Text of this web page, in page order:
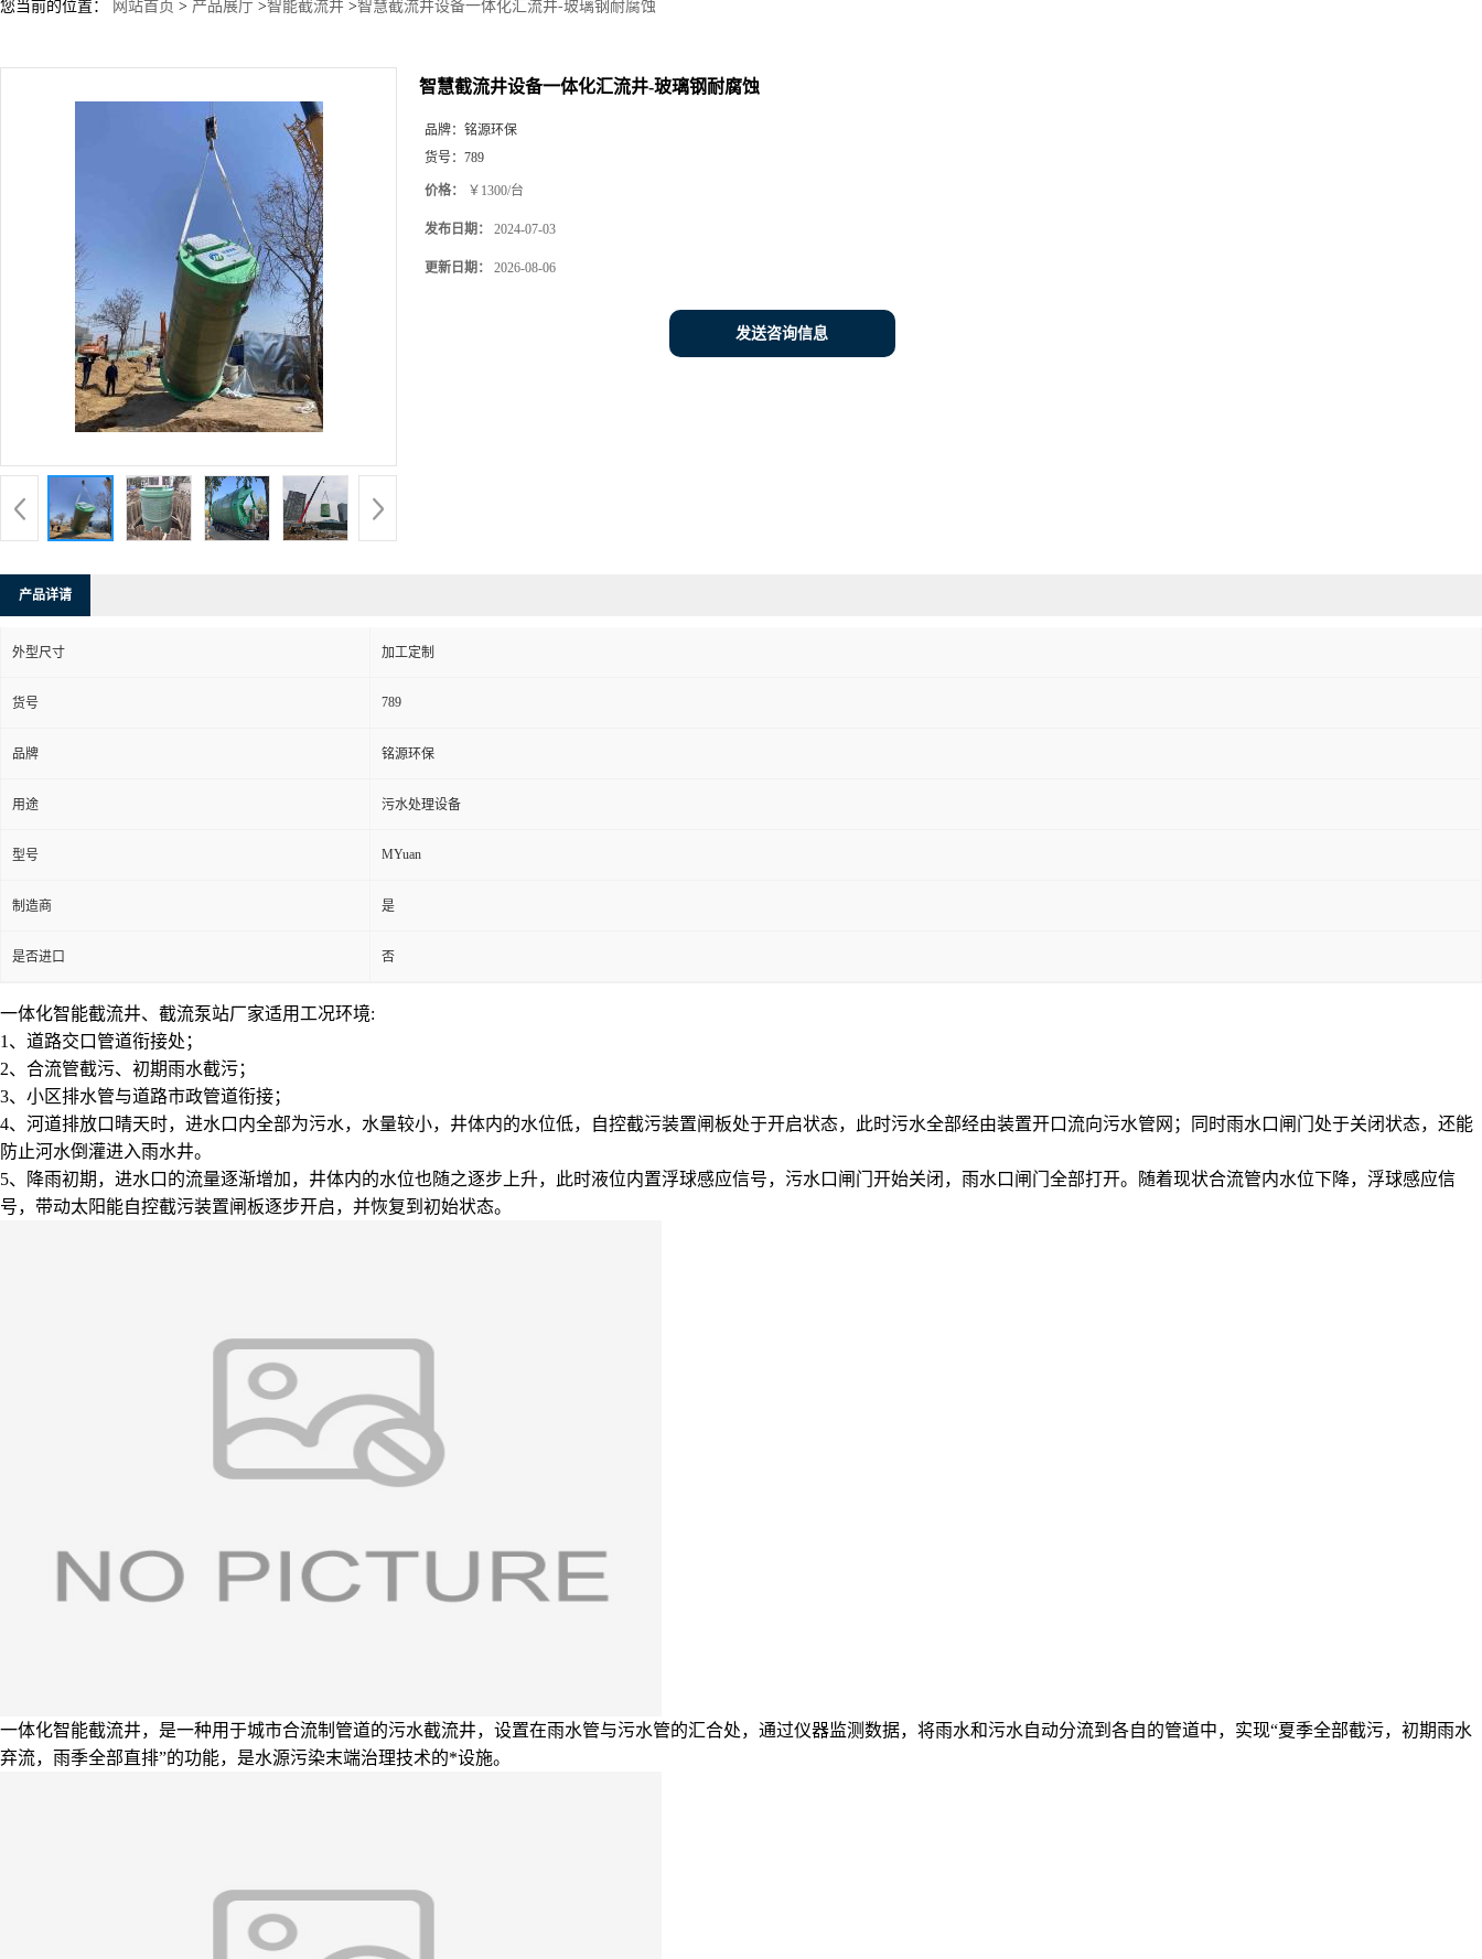
您当前的位置： 网站首页 > 产品展厅 >智能截流井 >智慧截流井设备一体化汇流井-玻璃钢耐腐蚀
智慧截流井设备一体化汇流井-玻璃钢耐腐蚀
品牌： 铭源环保
货号： 789
价格： ￥1300/台
发布日期： 2024-07-03
更新日期： 2026-08-06
发送咨询信息
产品详请
外型尺寸 加工定制
货号 789
品牌 铭源环保
用途 污水处理设备
型号 MYuan
制造商 是
是否进口 否
一体化智能截流井、截流泵站厂家适用工况环境:
1、道路交口管道衔接处；
2、合流管截污、初期雨水截污；
3、小区排水管与道路市政管道衔接；
4、河道排放口晴天时，进水口内全部为污水，水量较小，井体内的水位低，自控截污装置闸板处于开启状态，此时污水全部经由装置开口流向污水管网；同时雨水口闸门处于关闭状态，还能
防止河水倒灌进入雨水井。
5、降雨初期，进水口的流量逐渐增加，井体内的水位也随之逐步上升，此时液位内置浮球感应信号，污水口闸门开始关闭，雨水口闸门全部打开。随着现状合流管内水位下降，浮球感应信
号，带动太阳能自控截污装置闸板逐步开启，并恢复到初始状态。
一体化智能截流井，是一种用于城市合流制管道的污水截流井，设置在雨水管与污水管的汇合处，通过仪器监测数据，将雨水和污水自动分流到各自的管道中，实现“夏季全部截污，初期雨水
弃流，雨季全部直排”的功能，是水源污染末端治理技术的*设施。